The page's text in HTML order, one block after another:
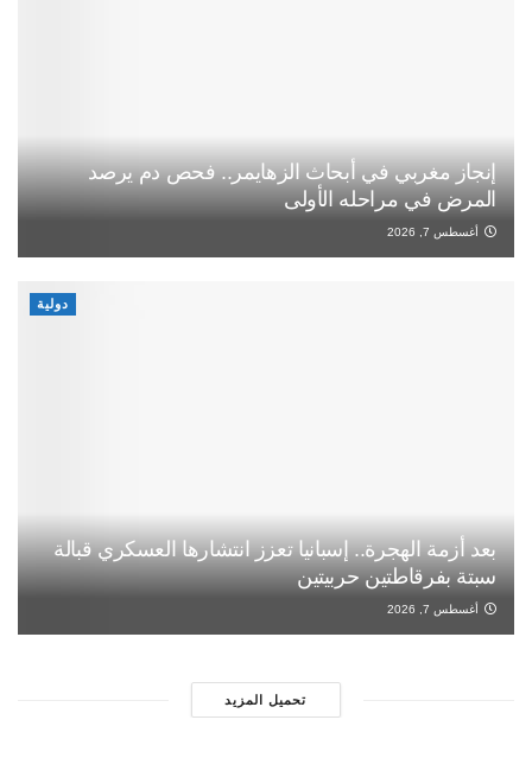
إنجاز مغربي في أبحاث الزهايمر.. فحص دم يرصد
المرض في مراحله الأولى
أغسطس 7, 2026
دولية
بعد أزمة الهجرة.. إسبانيا تعزز انتشارها العسكري قبالة
سبتة بفرقاطتين حربيتين
أغسطس 7, 2026
تحميل المزيد